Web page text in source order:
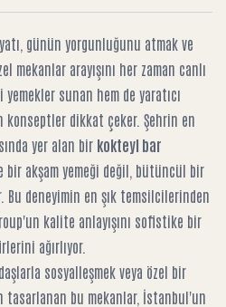
günün yorgunluğunu atmak ve
arayışını her zaman canlı
sunan hem de yaratıcı
konseptler dikkat çeker. Şehrin en
yer alan bir kokteyl bar
bir akşam yemeği değil, bütüncül bir
Bu deneyimin en şık temsilcilerinden
kalite anlayışını sofistike bir
ağırlıyor.
sosyalleşmek veya özel bir
tasarlanan bu mekanlar, İstanbul'un